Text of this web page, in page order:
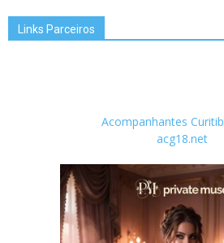
Links Parceiros
Acompanhantes
acg18.net